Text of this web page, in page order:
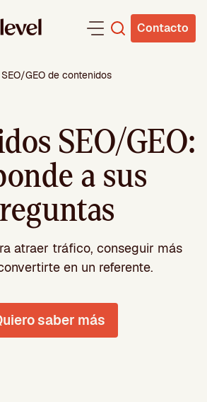
Contacto
SEO/GEO de contenidos
SEO/GEO:
a sus
atraer tráfico, conseguir más
en un referente.
saber más